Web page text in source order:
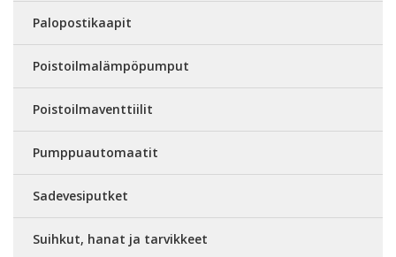
Palopostikaapit
Poistoilmalämpöpumput
Poistoilmaventtiilit
Pumppuautomaatit
Sadevesiputket
Suihkut, hanat ja tarvikkeet